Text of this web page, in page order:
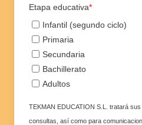
Etapa educativa*
Infantil (segundo ciclo)
Primaria
Secundaria
Bachillerato
Adultos
TEKMAN EDUCATION S.L. tratará
consultas, así como para